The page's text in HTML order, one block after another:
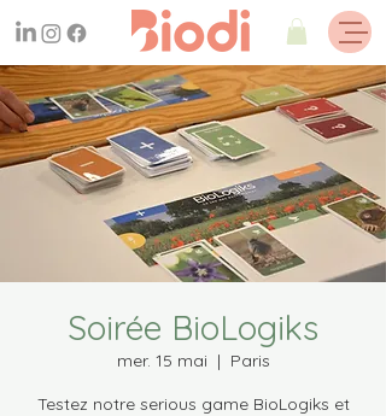
Soirée BioLogiks
mer. 15 mai
  |
Paris
Testez notre serious game BioLogiks et